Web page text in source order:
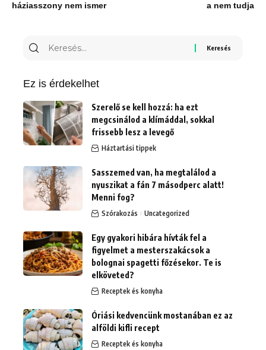
háziasszony nem ismer
a nem tudja
Keresés
Ez is érdekelhet
Szerelő se kell hozzá: ha ezt
megcsinálod a klímáddal, sokkal
frissebb lesz a levegő
Háztartási tippek
Sasszemed van, ha megtalálod a
nyuszikat a fán 7 másodperc alatt!
Menni fog?
Szórakozás Uncategorized
Egy gyakori hibára hívták fel a
figyelmet a mesterszakácsok a
bolognai spagetti főzésekor. Te is
elköveted?
Receptek és konyha
Óriási kedvencünk mostanában ez az
alföldi kifli recept
Receptek és konyha